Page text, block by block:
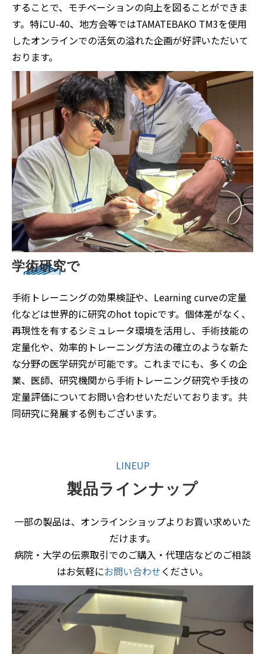
することで、モチベーションの向上を図ることができま
す。特にU-40、地方会等ではTAMATEBAKO TM3を使用
したオンラインでの活気の溢れた企画が好評いただいて
おります。
学術研究で
手術トレーニングの効果検証や、Learning curveの定量
化などは世界的に研究のhot topicです。個体差がなく、
再現性を有するシミュレータ環境を活用し、手術技能の
定量化や、効率的トレーニング方法の確立のような新た
な分野の医学研究が可能です。これまでにも、多くの企
業、医師、研究機関から手術トレーニング研究や手技の
定量評価についてお問い合わせいただいております。共
同研究に発展する例もございます。
LINEUP
製品ラインナップ
一部の製品は、オンラインショップよりお買い求めいた
だけます。
病院・大学の伝票取引でのご購入・代理店などのご相談
はお気軽にお問い合わせください。